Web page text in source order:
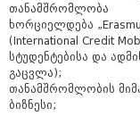
თანამშრომლობა
ხორციელდება
(International Credit
სტუდენტებისა და
გაცვლა);
თანამშრომლობის
ბიზნესი;